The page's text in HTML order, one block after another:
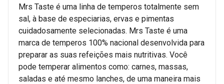
Mrs Taste é uma linha de temperos totalmente sem
sal, à base de especiarias, ervas e pimentas
cuidadosamente selecionadas. Mrs Taste é uma
marca de temperos 100% nacional desenvolvida para
preparar as suas refeições mais nutritivas. Você
pode temperar alimentos como: carnes, massas,
saladas e até mesmo lanches, de uma maneira mais